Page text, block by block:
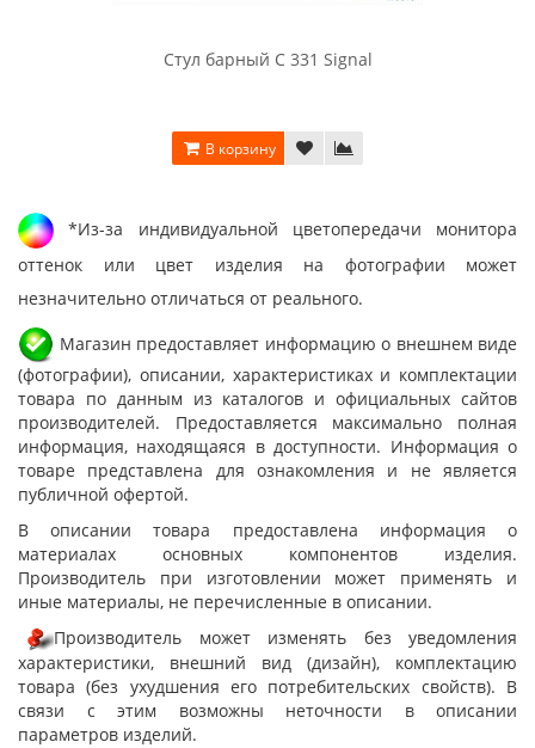
Стул барный C 331 Signal
В корзину
*Из-за индивидуальной цветопередачи монитора
оттенок или цвет изделия на фотографии может
незначительно отличаться от реального.
Магазин предоставляет информацию о внешнем виде
(фотографии), описании, характеристиках и комплектации
товара по данным из каталогов и официальных сайтов
производителей. Предоставляется максимально полная
информация, находящаяся в доступности. Информация о
товаре представлена для ознакомления и не является
публичной офертой.
В описании товара предоставлена информация о
материалах основных компонентов изделия.
Производитель при изготовлении может применять и
иные материалы, не перечисленные в описании.
Производитель может изменять без уведомления
характеристики, внешний вид (дизайн), комплектацию
товара (без ухудшения его потребительских свойств). В
связи с этим возможны неточности в описании
параметров изделий.